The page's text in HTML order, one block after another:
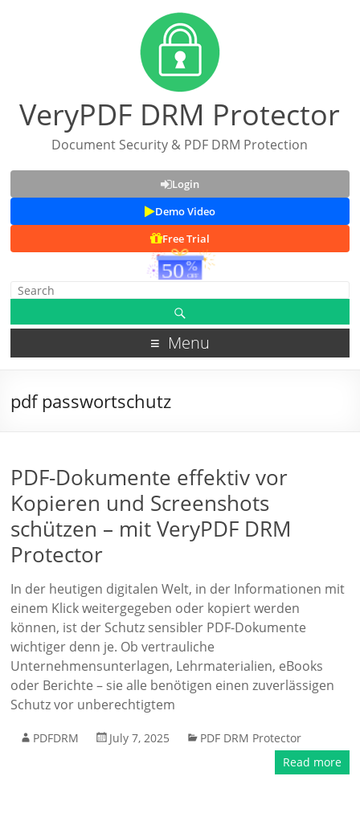
VeryPDF DRM Protector
Document Security & PDF DRM Protection
Login
Demo Video
Free Trial
Menu
pdf passwortschutz
PDF-Dokumente effektiv vor
Kopieren und Screenshots
schützen – mit VeryPDF DRM
Protector
In der heutigen digitalen Welt, in der Informationen mit
einem Klick weitergegeben oder kopiert werden
können, ist der Schutz sensibler PDF-Dokumente
wichtiger denn je. Ob vertrauliche
Unternehmensunterlagen, Lehrmaterialien, eBooks
oder Berichte – sie alle benötigen einen zuverlässigen
Schutz vor unberechtigtem
PDFDRM July 7, 2025
PDF DRM Protector
Read more